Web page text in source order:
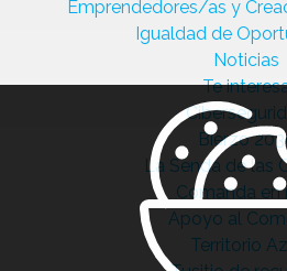
Emprendedores/as y
Igualdad de
Noticias
Te
Bierzo
La Senda de las
Comanda en
Apoyo al
Territorio